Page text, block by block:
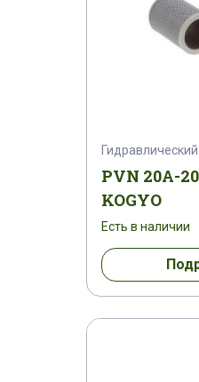
PVN 20A-
KOGYO
Есть в наличии